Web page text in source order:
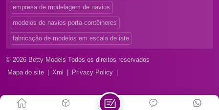
empresa de modelagem de navios
modelos de navios porta-contêineres
fabricação de modelos em escala de iate
© 2026 Betty Models Todos os direitos reservados
Mapa do site
Xml Privacy Policy